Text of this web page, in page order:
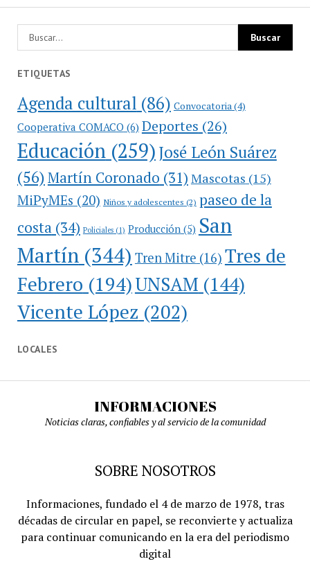
ETIQUETAS
Agenda cultural (86) Convocatoria (4)
Cooperativa COMACO(6) Deportes (26)
Educación(259)José León Suárez
(56)Martín Coronado (31) Mascotas (15)
MiPyMEs (20) Niños y adolescentes (2) paseo de la
costa(34) Policiales(1) Producción(5) San
Martín(344) Tren Mitre (16) Tres de
Febrero (194)UNSAM (144)
Vicente López (202)
LOCALES
INFORMACIONES
Noticias claras, confiables y al servicio de la comunidad
SOBRE NOSOTROS
Informaciones, fundado el 4 de marzo de 1978, tras
décadas de circular en papel, se reconvierte y actualiza
para continuar comunicando en la era del periodismo
digital